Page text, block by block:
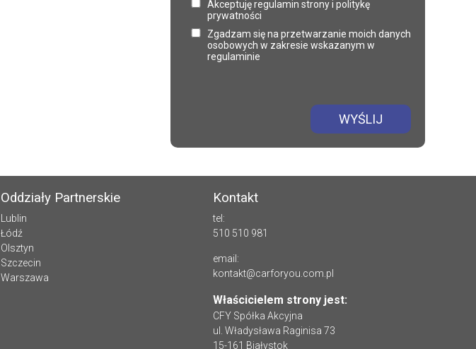
Akceptuję regulamin strony i politykę
prywatności
Zgadzam się na przetwarzanie moich danych
osobowych w zakresie wskazanym w
regulaminie
WYŚLIJ
Oddziały Partnerskie
Lublin
Łódź
Olsztyn
Szczecin
Warszawa
Kontakt
tel:
510 510 981
email:
kontakt@carforyou.com.pl
Właścicielem strony jest:
CFY Spółka Akcyjna
ul. Władysława Raginisa 73
15-161 Białystok